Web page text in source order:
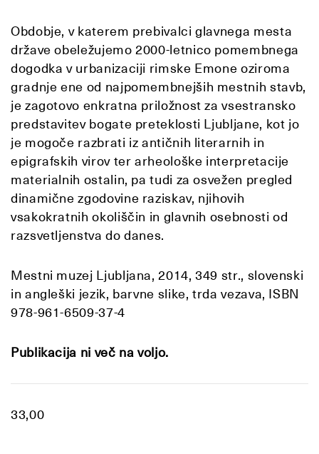
Obdobje, v katerem prebivalci glavnega mesta
države obeležujemo 2000-letnico pomembnega
dogodka v urbanizaciji rimske Emone oziroma
gradnje ene od najpomembnejših mestnih stavb,
je zagotovo enkratna priložnost za vsestransko
predstavitev bogate preteklosti Ljubljane, kot jo
je mogoče razbrati iz antičnih literarnih in
epigrafskih virov ter arheološke interpretacije
materialnih ostalin, pa tudi za osvežen pregled
dinamične zgodovine raziskav, njihovih
vsakokratnih okoliščin in glavnih osebnosti od
razsvetljenstva do danes.
Mestni muzej Ljubljana, 2014, 349 str., slovenski
in angleški jezik, barvne slike, trda vezava, ISBN
978-961-6509-37-4
Publikacija ni več na voljo.
33,00